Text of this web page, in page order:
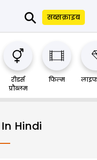
⚲ सब्सक्राइब
रीडर्स
प्रौब्लम
फिल्म
Hindi